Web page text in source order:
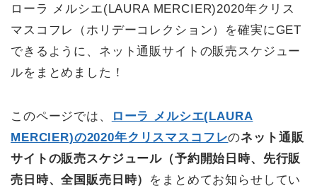
ローラ メルシエ(LAURA MERCIER)2020年クリス
マスコフレ（ホリデーコレクション）を確実にGET
できるように、ネット通販サイトの販売スケジュー
ルをまとめました！
このページでは、
ローラ メルシエ(LAURA
MERCIER)の2020年クリスマスコフレのネット通販
サイトの販売スケジュール（予約開始日時、先行販
売日時、全国販売日時） をまとめてお知らせしてい